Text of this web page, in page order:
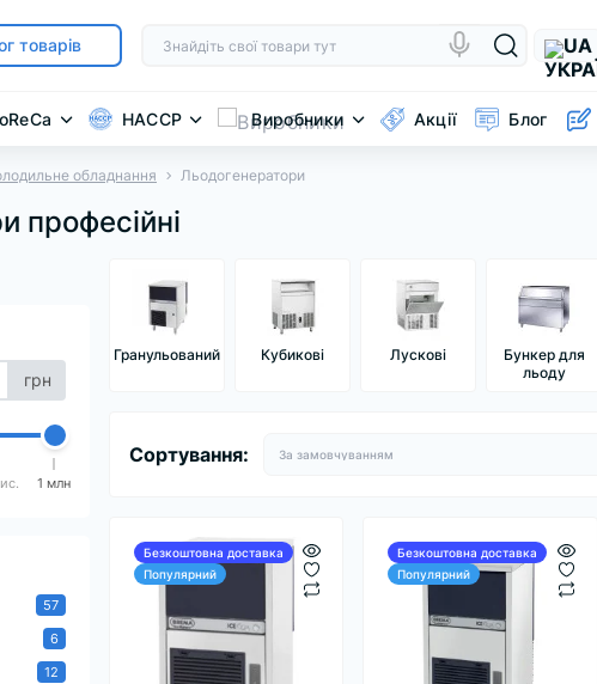
товарів UA
HACCP Виробники Акції Блог
обладнання Льодогенератори
професійні
грн
1 млн
57
6
12
Гранульований Кубикові Лускові
Бункер для
льоду
Сортування:
Безкоштовна доставка
Популярний
Безкоштовна доставка
Популярний